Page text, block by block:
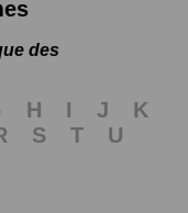
des
H I J
K
S T
U